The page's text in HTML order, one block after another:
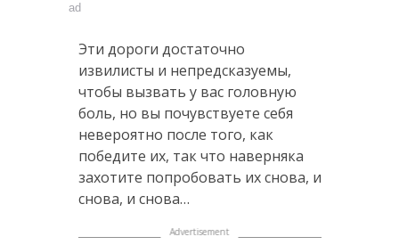
ad
Эти дороги достаточно
извилисты и непредсказуемы,
чтобы вызвать у вас головную
боль, но вы почувствуете себя
невероятно после того, как
победите их, так что наверняка
захотите попробовать их снова, и
снова, и снова…